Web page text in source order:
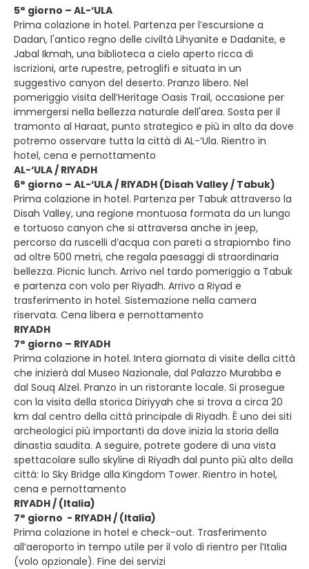
5° giorno – AL-‘ULA
Prima colazione in hotel. Partenza per l’escursione a
Dadan, l'antico regno delle civiltà Lihyanite e Dadanite, e
Jabal Ikmah, una biblioteca a cielo aperto ricca di
iscrizioni, arte rupestre, petroglifi e situata in un
suggestivo canyon del deserto. Pranzo libero. Nel
pomeriggio visita dell’Heritage Oasis Trail, occasione per
immergersi nella bellezza naturale dell'area. Sosta per il
tramonto al Haraat, punto strategico e più in alto da dove
potremo osservare tutta la città di AL-‘Ula. Rientro in
hotel, cena e pernottamento
AL-‘ULA / RIYADH
6° giorno – AL-‘ULA / RIYADH (Disah Valley / Tabuk)
Prima colazione in hotel. Partenza per Tabuk attraverso la
Disah Valley, una regione montuosa formata da un lungo
e tortuoso canyon che si attraversa anche in jeep,
percorso da ruscelli d’acqua con pareti a strapiombo fino
ad oltre 500 metri, che regala paesaggi di straordinaria
bellezza. Picnic lunch. Arrivo nel tardo pomeriggio a Tabuk
e partenza con volo per Riyadh. Arrivo a Riyad e
trasferimento in hotel. Sistemazione nella camera
riservata. Cena libera e pernottamento
RIYADH
7° giorno – RIYADH
Prima colazione in hotel. Intera giornata di visite della città
che inizierà dal Museo Nazionale, dal Palazzo Murabba e
dal Souq Alzel. Pranzo in un ristorante locale. Si prosegue
con la visita della storica Diriyyah che si trova a circa 20
km dal centro della città principale di Riyadh. È uno dei siti
archeologici più importanti da dove inizia la storia della
dinastia saudita. A seguire, potrete godere di una vista
spettacolare sullo skyline di Riyadh dal punto più alto della
città: lo Sky Bridge alla Kingdom Tower. Rientro in hotel,
cena e pernottamento
RIYADH / (Italia)
7° giorno - RIYADH / (Italia)
Prima colazione in hotel e check-out. Trasferimento
all’aeroporto in tempo utile per il volo di rientro per l’Italia
(volo opzionale). Fine dei servizi